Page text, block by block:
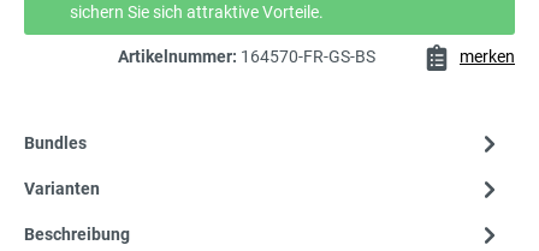
sichern Sie sich attraktive Vorteile.
Artikelnummer: 164570-FR-GS-BS merken
Bundles
Varianten
Beschreibung